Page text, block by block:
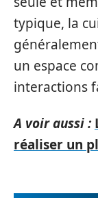
typique, la
un espace
interactions
A voir aussi :
réaliser un